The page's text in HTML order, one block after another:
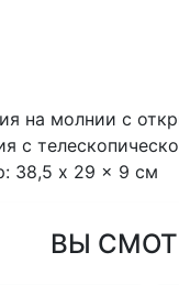
на молнии с
с
38,5 x 29 x 9 см
ВЫ